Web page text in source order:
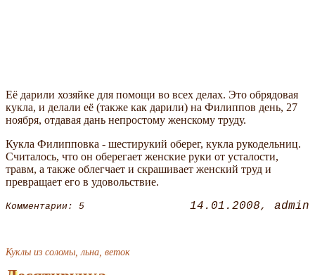
Её дарили хозяйке для помощи во всех делах. Это обрядовая
кукла, и делали её (также как дарили) на Филиппов день, 27
ноября, отдавая дань непростому женскому труду.
Кукла Филипповка - шестирукий оберег, кукла рукодельниц.
Считалось, что он оберегает женские руки от усталости,
травм, а также облегчает и скрашивает женский труд и
превращает его в удовольствие.
Комментарии: 5 14.01.2008 admin
Куклы из соломы, льна, веток